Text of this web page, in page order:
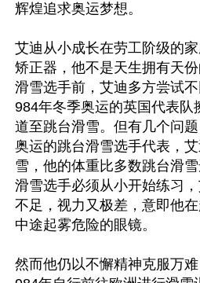
辉煌追求奥运梦想。
艾迪从小成长在劳工阶级的
矫正器，他不是天生拥有天
滑雪选手前，艾迪多方尝试
984年冬季奥运的英国代表队
道至跳台滑雪。但有几个问
奥运的跳台滑雪选手代表，
雪，他的体重比多数跳台滑
滑雪选手必须从小开始练习
不足，视力又极差，意即他
中途起雾危险的眼镜。
然而他仍以不懈精神克服万